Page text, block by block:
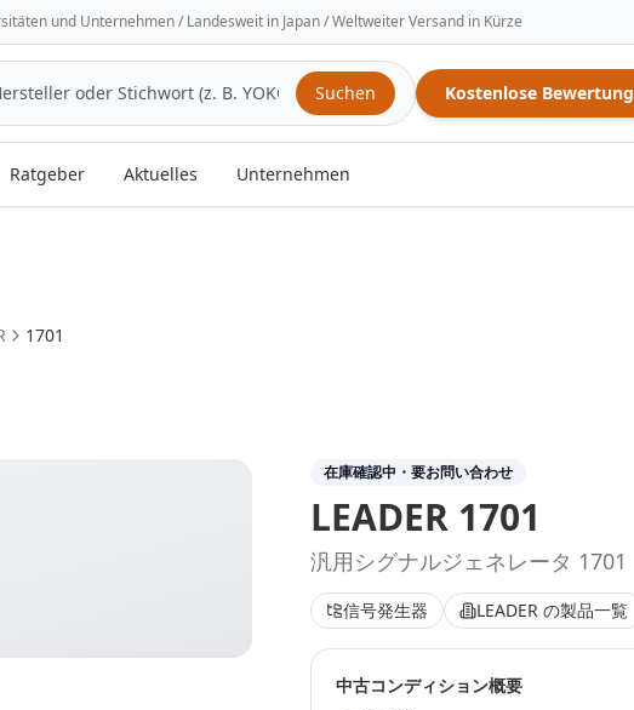
und Unternehmen / Landesweit in Japan / Weltweiter Versand in Kürze
Suchen Kostenlose Bewertung
Ratgeber Aktuelles Unternehmen
1701
在庫確認中・要お問い合わせ
LEADER 1701
汎用シグナルジェネレータ 1701
信号発生器 LEADER の製品一覧
中古コンディション概要